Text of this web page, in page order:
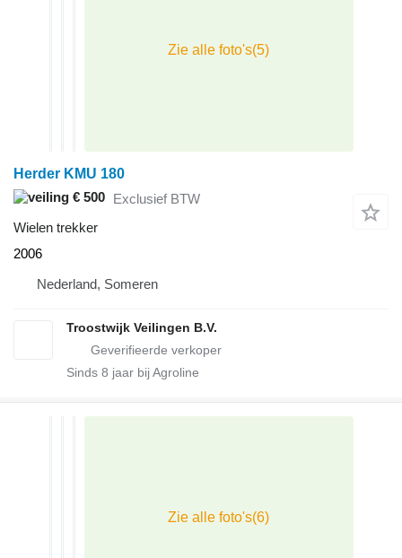
Herder KMU 180
€ 500 Exclusief BTW
Wielen trekker
2006
Nederland, Someren
Troostwijk Veilingen B.V.
Sinds 8 jaar bij Agroline